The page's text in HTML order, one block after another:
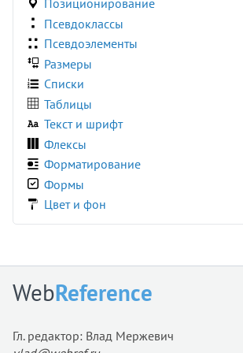
margin-block-end
margin-block-start
margin-bottom
margin-inline
margin-inline-end
margin-inline-start
margin-top
marks
max-width
min-height
Позиционирование
Псевдоклассы
Псевдоэлементы
Размеры
Списки
Таблицы
Текст и шрифт
Флексы
Форматирование
Формы
Цвет и фон
WebReference
Гл. редактор: Влад Мержевич